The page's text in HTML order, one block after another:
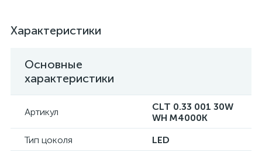
Характеристики
Основные
характеристики
Артикул
CLT 0.33 001 30W
WH M4000K
Тип цоколя
LED